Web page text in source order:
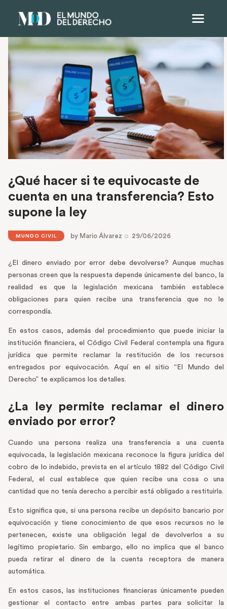
¿Qué hacer si te equivocaste de
cuenta en una transferencia? Esto
supone la ley
MUNDO CIVIL by Mario Álvarez 29/06/2026
¿El dinero enviado por error debe devolverse? Aunque muchas
personas creen que la respuesta depende únicamente del banco, la
realidad es que la legislación mexicana también establece
obligaciones para quien recibe una transferencia que no le
correspondía.
En estos casos, además del procedimiento que puede iniciar la
institución financiera, el Código Civil Federal contempla una figura
jurídica que permite reclamar la restitución de los recursos
entregados por equivocación. Aquí en el sitio “El Mundo del
Derecho” te explicamos los detalles.
¿La ley permite reclamar el dinero
enviado por error?
Cuando una persona realiza una transferencia a una cuenta
equivocada, la legislación mexicana reconoce la figura jurídica del
cobro de lo indebido, prevista en el artículo 1882 del Código Civil
Federal, el cual establece que quien recibe una cosa o una
cantidad que no tenía derecho a percibir está obligado a restituirla.
Esto significa que, si una persona recibe un depósito bancario por
equivocación y tiene conocimiento de que esos recursos no le
pertenecen, existe una obligación legal de devolverlos a su
legítimo propietario. Sin embargo, ello no implica que el banco
pueda retirar el dinero de la cuenta receptora de manera
automática.
En estos casos, las instituciones financieras únicamente pueden
gestionar el contacto entre ambas partes para solicitar la